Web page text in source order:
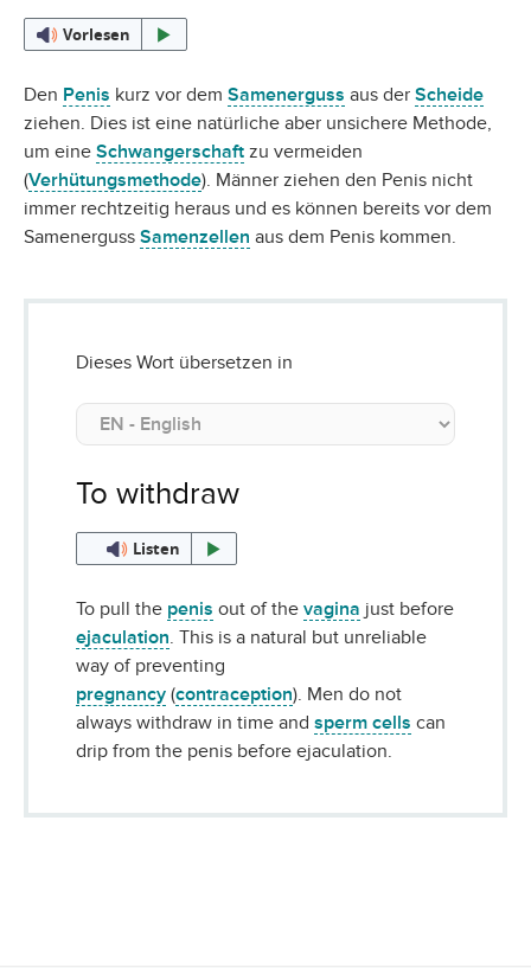
Vorlesen
Den Penis kurz vor dem Samenerguss aus der Scheide
ziehen. Dies ist eine natürliche aber unsichere Methode,
um eine Schwangerschaft zu vermeiden
(Verhütungsmethode). Männer ziehen den Penis nicht
immer rechtzeitig heraus und es können bereits vor dem
Samenerguss Samenzellen aus dem Penis kommen.
Dieses Wort übersetzen in
To withdraw
Listen
To pull the penis out of the vagina just before
ejaculation. This is a natural but unreliable
way of preventing
pregnancy (contraception). Men do not
always withdraw in time and sperm cells can
drip from the penis before ejaculation.